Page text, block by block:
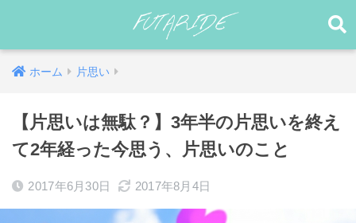
ホーム 片思い
【片思いは無駄？】3年半の片思いを終え
て2年経った今思う、片思いのこと
2017年6月30日 2017年8月4日